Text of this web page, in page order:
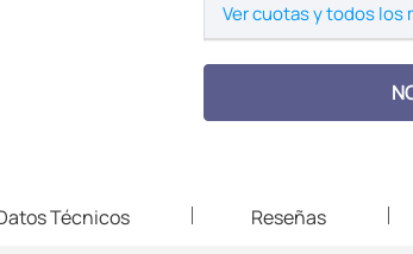
Ver cuotas y todos los
Técnicos Reseñas